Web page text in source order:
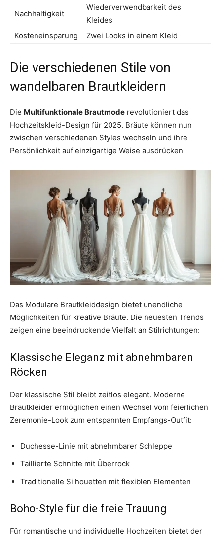
Nachhaltigkeit
Wiederverwendbarkeit des
Kleides
Kosteneinsparung
Zwei Looks in einem Kleid
Die verschiedenen Stile von
wandelbaren Brautkleidern
Die Multifunktionale Brautmode revolutioniert das
Hochzeitskleid-Design für 2025. Bräute können nun
zwischen verschiedenen Styles wechseln und ihre
Persönlichkeit auf einzigartige Weise ausdrücken.
Das Modulare Brautkleiddesign bietet unendliche
Möglichkeiten für kreative Bräute. Die neuesten Trends
zeigen eine beeindruckende Vielfalt an Stilrichtungen:
Klassische Eleganz mit abnehmbaren
Röcken
Der klassische Stil bleibt zeitlos elegant. Moderne
Brautkleider ermöglichen einen Wechsel vom feierlichen
Zeremonie-Look zum entspannten Empfangs-Outfit:
Duchesse-Linie mit abnehmbarer Schleppe
Taillierte Schnitte mit Überrock
Traditionelle Silhouetten mit flexiblen Elementen
Boho-Style für die freie Trauung
Für romantische und individuelle Hochzeiten bietet der